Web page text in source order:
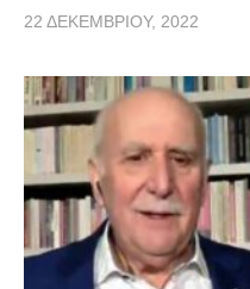
22 ΔΕΚΕΜΒΡΊΟΥ, 2022